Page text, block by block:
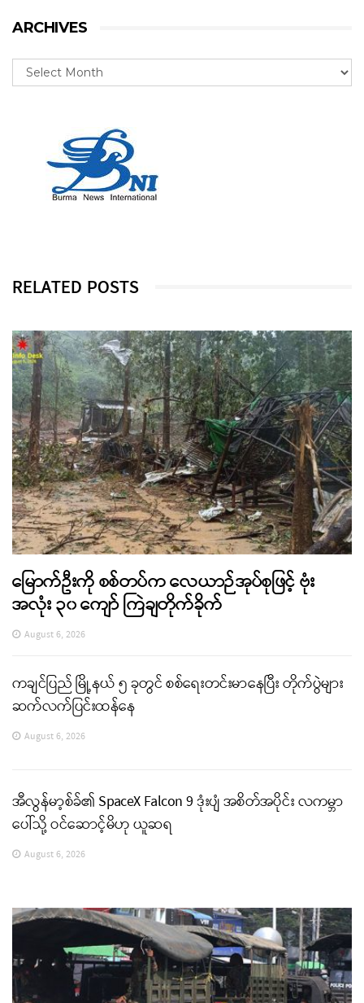
ARCHIVES
RELATED POSTS
မြောက်ဦးကို စစ်တပ်က လေယာဉ်အုပ်စုဖြင့် ဗုံး
အလုံး ၃၀ ကျော် ကြဲချတိုက်ခိုက်
August 6, 2026
ကချင်ပြည် မြို့နယ် ၅ ခုတွင် စစ်ရေးတင်းမာနေပြီး တိုက်ပွဲများ
ဆက်လက်ပြင်းထန်နေ
August 6, 2026
အီလွန်မာ့စ်ခ်၏ SpaceX Falcon 9 ဒုံးပျံ အစိတ်အပိုင်း လကမ္ဘာ
ပေါ်သို့ ဝင်ဆောင့်မိဟု ယူဆရ
August 6, 2026